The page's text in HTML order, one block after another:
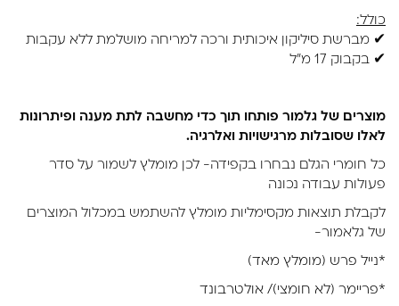
כולל:
✔ מברשת סיליקון איכותית ורכה למריחה מושלמת ללא עקבות
✔ בקבוק 17 מ"ל
מוצרים של גלמור פותחו תוך כדי מחשבה לתת מענה ופיתרונות
לאלו שסובלות מרגישויות ואלרגיה.
כל חומרי הגלם נבחרו בקפידה- לכן מומלץ לשמור על סדר
פעולות עבודה נכונה
לקבלת תוצאות מקסימליות מומלץ להשתמש במכלול המוצרים
של גלאמור-
*נייל פרש (מומלץ מאד)
*פריימר (לא חומצי)/ אולטרבונד